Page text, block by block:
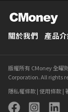
關於我們 產品
版權所有 CMoney 全
Corporation. All rights
隱私權條款|使用條款|